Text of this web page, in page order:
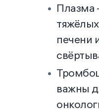
Плазма
печени
важны